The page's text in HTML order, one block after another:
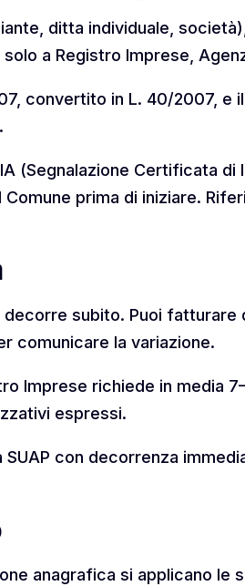
ditta individuale,
a Registro Imprese,
convertito in L. 40/2007, e
(Segnalazione Certificata di
prima di iniziare.
decorre subito. Puoi
comunicare la variazione.
Imprese richiede in media
espressi.
con decorrenza
anagrafica si applicano le